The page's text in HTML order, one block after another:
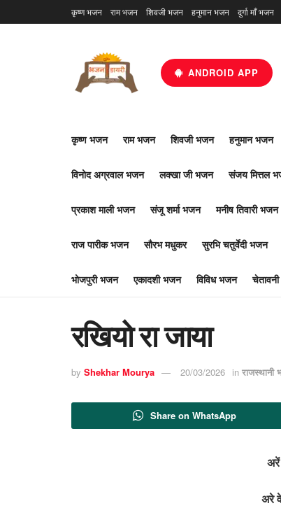
कृष्ण भजन राम भजन शिवजी भजन हनुमान भजन दुर्गा माँ भजन
ANDROID APP
कृष्ण भजन राम भजन शिवजी भजन हनुमान भजन
विनोद अग्रवाल भजन लक्खा जी भजन संजय मित्तल
प्रकाश माली भजन संजू शर्मा भजन मनीष तिवारी भजन
राज पारीक भजन सौरभ मधुकर सुरभि चतुर्वेदी भजन
भोजपुरी भजन एकादशी भजन विविध भजन
रखियो रा जाया
by Shekhar Mourya 20/03/2026 in राजस्थानी
Share on WhatsApp
अरें
अरे